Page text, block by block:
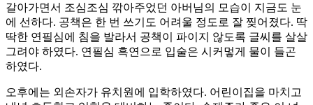
갈아가면서 조심조심 깎아주었던 아버님의 모습이 지금도 눈
에 선하다. 공책은 한 번 쓰기도 어려울 정도로 잘 찢어졌다. 딱
딱한 연필심에 침을 발라서 공책이 파이지 않도록 글씨를 살살
그려야 하였다. 연필심 흑연으로 입술은 시커멓게 물이 들곤
하였다.
오후에는 외손자가 유치원에 입학하였다. 어린이집을 마치고